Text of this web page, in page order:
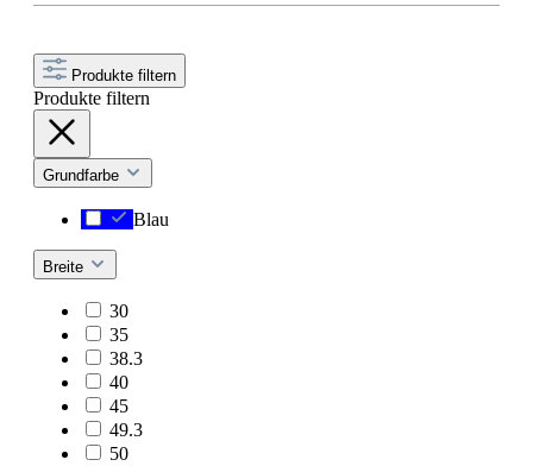
Produkte filtern
Produkte filtern
Grundfarbe
Blau
Breite
30
35
38.3
40
45
49.3
50